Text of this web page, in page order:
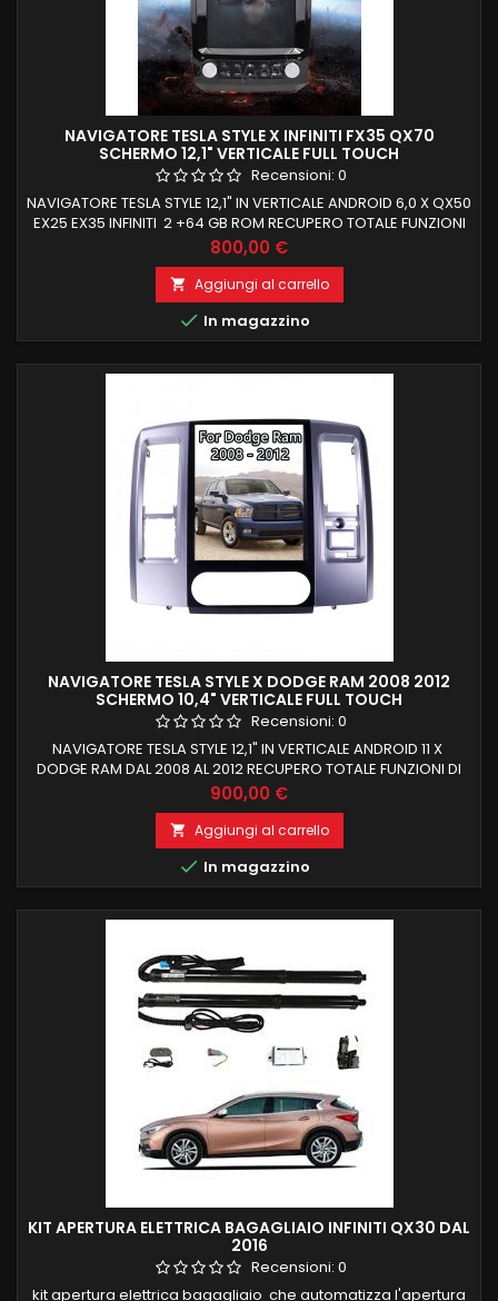
NAVIGATORE TESLA STYLE X INFINITI FX35 QX70
SCHERMO 12,1" VERTICALE FULL TOUCH
Recensioni: 0
NAVIGATORE TESLA STYLE 12,1" IN VERTICALE ANDROID 6,0 X QX50
EX25 EX35 INFINITI 2 +64 GB ROM RECUPERO TOTALE FUNZIONI
DI BORDO E COMANDI AL VOLANTE
Prezzo
800,00 €
 Aggiungi al carrello
 In magazzino
NAVIGATORE TESLA STYLE X DODGE RAM 2008 2012
SCHERMO 10,4" VERTICALE FULL TOUCH
Recensioni: 0
NAVIGATORE TESLA STYLE 12,1" IN VERTICALE ANDROID 11 X
DODGE RAM DAL 2008 AL 2012 RECUPERO TOTALE FUNZIONI DI
BORDO E COMANDI AL VOLANTE CARPLAY E ANDROID AUTO
INTEGRATI RADIO RDS BLUETOOTH 5.0 INGRESSO CAMERA AUX
Prezzo
900,00 €
 Aggiungi al carrello
 In magazzino
KIT APERTURA ELETTRICA BAGAGLIAIO INFINITI QX30 DAL
2016
Recensioni: 0
kit apertura elettrica bagagliaio che automatizza l'apertura